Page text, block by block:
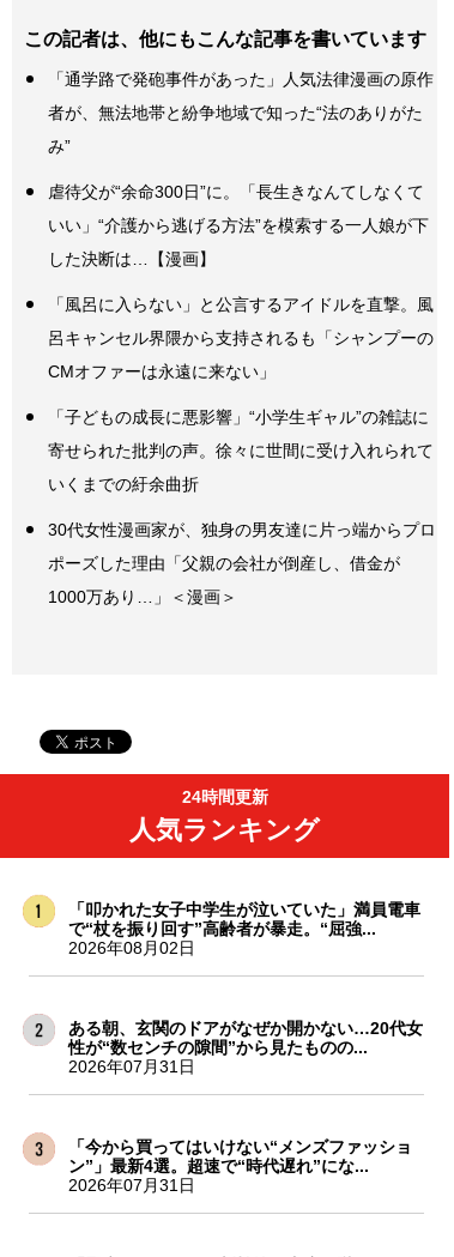
この記者は、他にもこんな記事を書いています
「通学路で発砲事件があった」人気法律漫画の原作
者が、無法地帯と紛争地域で知った“法のありがた
み”
虐待父が“余命300日”に。「長生きなんてしなくて
いい」“介護から逃げる方法”を模索する一人娘が下
した決断は…【漫画】
「風呂に入らない」と公言するアイドルを直撃。風
呂キャンセル界隈から支持されるも「シャンプーの
CMオファーは永遠に来ない」
「子どもの成長に悪影響」“小学生ギャル”の雑誌に
寄せられた批判の声。徐々に世間に受け入れられて
いくまでの紆余曲折
30代女性漫画家が、独身の男友達に片っ端からプロ
ポーズした理由「父親の会社が倒産し、借金が
1000万あり…」＜漫画＞
24時間更新
人気ランキング
「叩かれた女子中学生が泣いていた」満員電車
で“杖を振り回す”高齢者が暴走。“屈強...
2026年08月02日
ある朝、玄関のドアがなぜか開かない…20代女
性が“数センチの隙間”から見たものの...
2026年07月31日
「今から買ってはいけない“メンズファッショ
ン”」最新4選。超速で“時代遅れ”にな...
2026年07月31日